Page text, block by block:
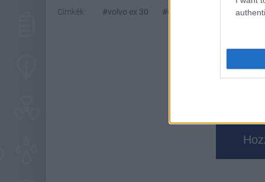
Címkék: #volvo ex 30 #ev #elektromos autó